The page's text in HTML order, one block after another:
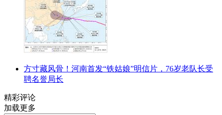
方寸藏风骨！河南首发“铁姑娘”明信片，76岁老队长受
聘名誉局长
精彩评论
加载更多